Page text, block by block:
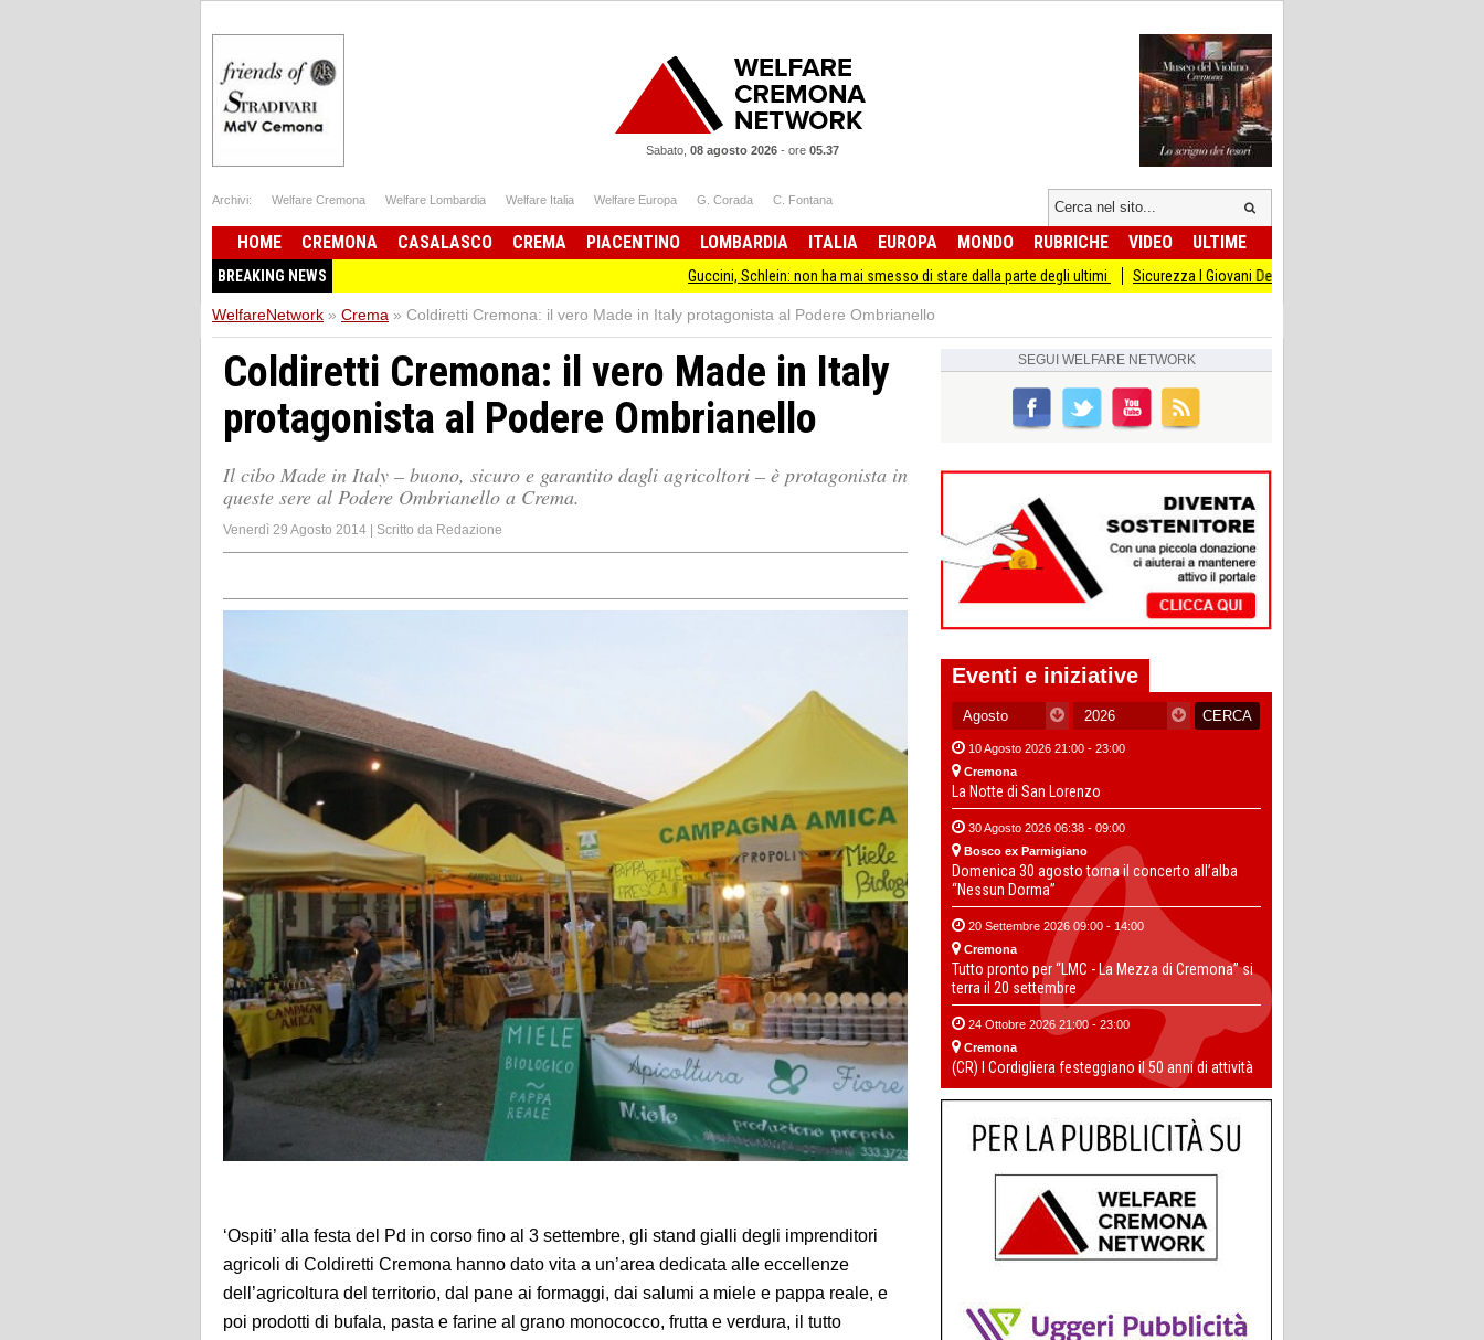
Sabato, 08 agosto 2026- ore 05.37
Archivi: Welfare Cremona Welfare Lombardia Welfare Italia Welfare Europa G. Corada C. Fontana
HOME CREMONA CASALASCO CREMA PIACENTINO LOMBARDIA ITALIA EUROPA MONDO RUBRICHE VIDEO ULTIME
BREAKING NEWS Guccini, Schlein: non ha mai smesso di stare dalla parte degli ultimi Sicurezza I Giovani Democratici ribattono ai Giovani di Fratellli
WelfareNetwork » Crema » Coldiretti Cremona: il vero Made in Italy protagonista al Podere Ombrianello
Coldiretti Cremona: il vero Made in Italy
protagonista al Podere Ombrianello
Il cibo Made in Italy – buono, sicuro e garantito dagli agricoltori – è protagonista in
queste sere al Podere Ombrianello a Crema.
Venerdì 29 Agosto 2014 | Scritto da Redazione
‘Ospiti’ alla festa del Pd in corso fino al 3 settembre, gli stand gialli degli imprenditori
agricoli di Coldiretti Cremona hanno dato vita a un’area dedicata alle eccellenze
dell’agricoltura del territorio, dal pane ai formaggi, dai salumi a miele e pappa reale, e
poi prodotti di bufala, pasta e farine al grano monococco, frutta e verdura, il tutto
SEGUI WELFARE NETWORK
Eventi e iniziative
10 Agosto 2026 21:00 - 23:00
Cremona
La Notte di San Lorenzo
30 Agosto 2026 06:38 - 09:00
Bosco ex Parmigiano
Domenica 30 agosto torna il concerto all’alba
“Nessun Dorma”
20 Settembre 2026 09:00 - 14:00
Cremona
Tutto pronto per “LMC - La Mezza di Cremona” si
terra il 20 settembre
24 Ottobre 2026 21:00 - 23:00
Cremona
(CR) I Cordigliera festeggiano il 50 anni di attività